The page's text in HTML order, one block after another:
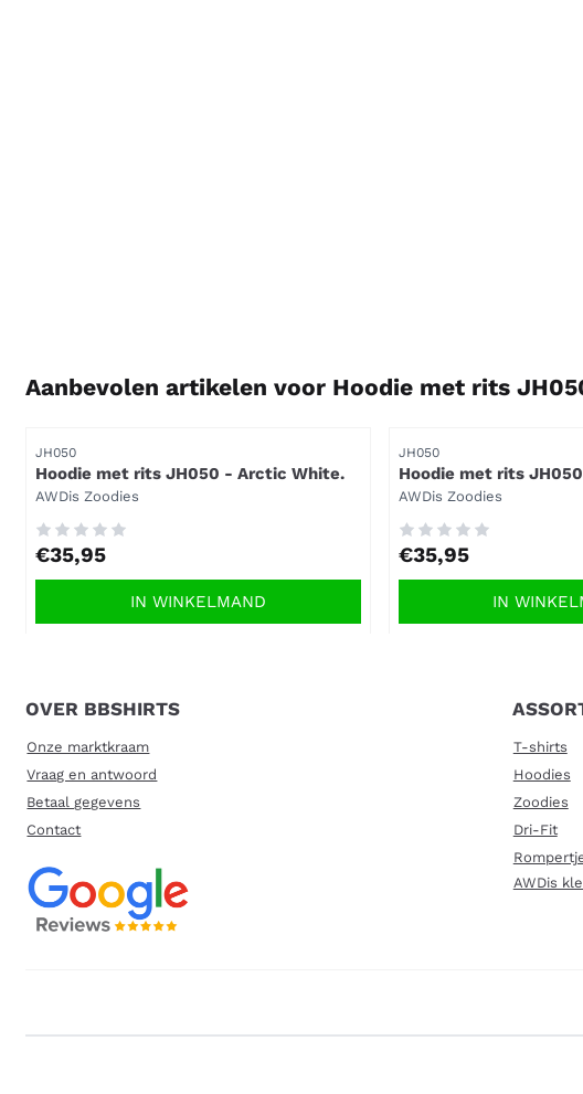
Aanbevolen artikelen voor Hoodie met rits
Artikelnummer
JH050
Hoodie met rits JH050 - Arctic White.
Merk:
AWDis Zoodies
Prijs: 35,95
€35,95
IN WINKELMAND
Artikelnummer
JH050
Hoodie met rits
Merk:
AWDis Zoodies
Prijs: 35,95
€35,95
IN
OVER BBSHIRTS
Onze marktkraam
Vraag en antwoord
Betaal gegevens
Contact
T-shirts
Hoodies
Zoodies
Dri-Fit
AWDis